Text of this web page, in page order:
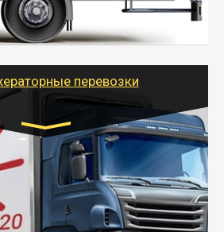
доставку
и личных вещей по нужному
работ при перевозке.
перевозки
Транспорт:
Бычок, Еврофура от 5 до
10 тонн
от 6000 руб.